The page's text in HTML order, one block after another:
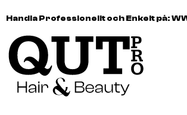
Handla Professionellt och Enkelt på: